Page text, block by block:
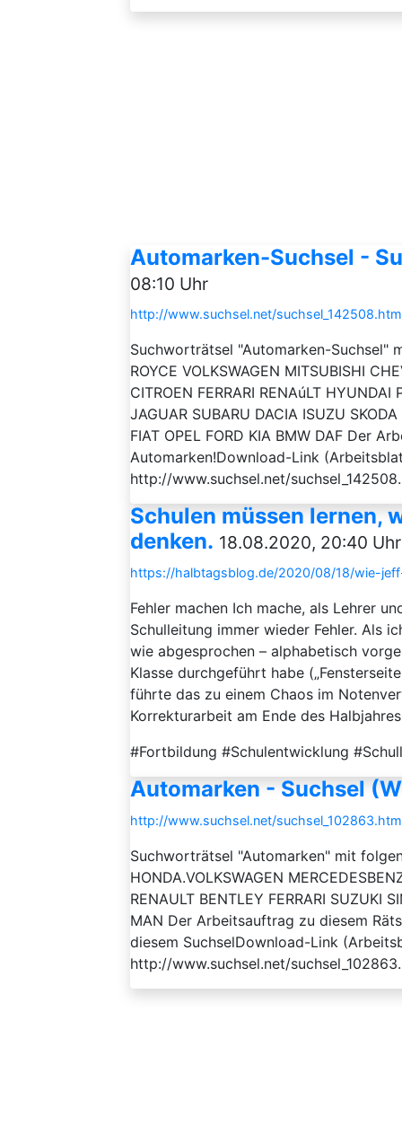
Automarken-Suchsel -
08:10 Uhr
http://www.suchsel.net/
Suchworträtsel "Automarken-Suchsel"
ROYCE VOLKSWAGEN MITSUBISHI
CITROEN FERRARI RENAúLT
JAGUAR SUBARU DACIA ISUZU
FIAT OPEL FORD KIA BMW DAF Der
Automarken!Download-Link
http://www.suchsel.net/
Schulen müssen lernen,
denken. 18.08.2020, 20:40 Uhr
https://halbtagsblog.de/2020/08/18/wie-
Fehler machen Ich mache, als Lehrer
Schulleitung immer wieder Fehler. Als
wie abgesprochen – alphabetisch
Klasse durchgeführt habe
führte das zu einem Chaos im
Korrekturarbeit am Ende des
#Fortbildung #Schulentwicklung
Automarken - Suchsel
http://www.suchsel.net/
Suchworträtsel "Automarken" mit
HONDA.VOLKSWAGEN
RENAULT BENTLEY FERRARI SUZUKI
MAN Der Arbeitsauftrag zu diesem
diesem SuchselDownload-Link
http://www.suchsel.net/